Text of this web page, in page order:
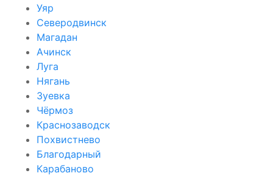
Уяр
Северодвинск
Магадан
Ачинск
Луга
Нягань
Зуевка
Чёрмоз
Краснозаводск
Похвистнево
Благодарный
Карабаново